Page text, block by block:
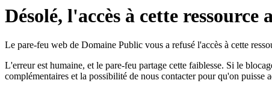
Désolé, l'accès à cette ressource
Le pare-feu web de Domaine Public vous a refusé l'accès à cette
L'erreur est humaine, et le pare-feu partage cette faiblesse. Si le
complémentaires et la possibilité de nous contacter pour qu'on puisse